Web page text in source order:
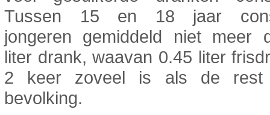
Tussen 15 en 18 jaar
jongeren gemiddeld niet meer
liter drank, waavan 0.45 liter
2 keer zoveel is als de
bevolking.